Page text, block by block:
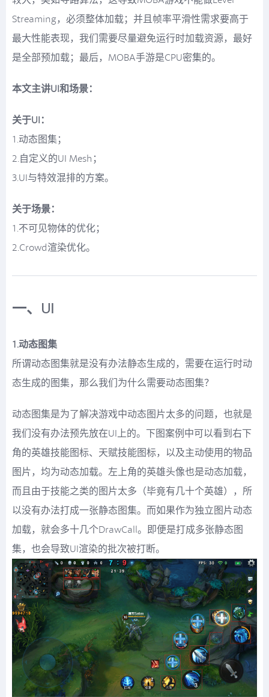
Streaming，必须整体加载；并且帧率平滑性需求要高于
最大性能表现，我们需要尽量避免运行时加载资源，最好
是全部预加载；最后，MOBA手游是CPU密集的。
本文主讲UI和场景：
关于UI：
1.动态图集；
2.自定义的UI Mesh；
3.UI与特效混排的方案。
关于场景：
1.不可见物体的优化；
2.Crowd渲染优化。
一、UI
1.动态图集
所谓动态图集就是没有办法静态生成的，需要在运行时动
态生成的图集，那么我们为什么需要动态图集？
动态图集是为了解决游戏中动态图片太多的问题，也就是
我们没有办法预先放在UI上的。下图案例中可以看到右下
角的英雄技能图标、天赋技能图标，以及主动使用的物品
图片，均为动态加载。左上角的英雄头像也是动态加载，
而且由于技能之类的图片太多（毕竟有几十个英雄），所
以没有办法打成一张静态图集。而如果作为独立图片动态
加载，就会多十几个DrawCall。即便是打成多张静态图
集，也会导致UI渲染的批次被打断。